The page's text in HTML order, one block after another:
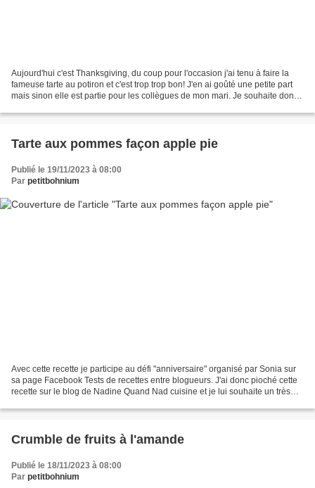
Aujourd'hui c'est Thanksgiving, du coup pour l'occasion j'ai tenu à faire la
fameuse tarte au potiron et c'est trop trop bon! J'en ai goûté une petite part
mais sinon elle est partie pour les collègues de mon mari. Je souhaite donc
Tarte aux pommes façon apple pie
Publié le 19/11/2023 à 08:00
Par petitbohnium
Avec cette recette je participe au défi "anniversaire" organisé par Sonia sur
sa page Facebook Tests de recettes entre blogueurs. J'ai donc pioché cette
recette sur le blog de Nadine Quand Nad cuisine et je lui souhaite un très
Crumble de fruits à l'amande
Publié le 18/11/2023 à 08:00
Par petitbohnium